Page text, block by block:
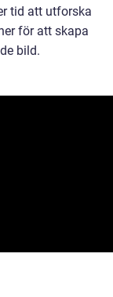
tid att utforska
för att skapa
bild.